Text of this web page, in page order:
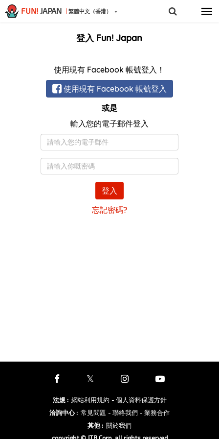
FUN! JAPAN 繁體中文（香港）
登入 Fun! Japan
使用現有 Facebook 帳號登入！
使用現有 Facebook 帳號登入
或是
輸入您的電子郵件登入
子
郵
碼
登入
忘記密碼?
法規: 網站利用規約 - 個人資料保護方針
洽詢中心: 常見問題 - 聯絡我們 - 業務合作
其他: 關於我們